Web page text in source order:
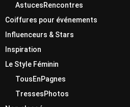
AstucesRencontres
Coiffures pour événements
Influenceurs & Stars
Inspiration
Le Style Féminin
TousEnPagnes
TressesPhotos